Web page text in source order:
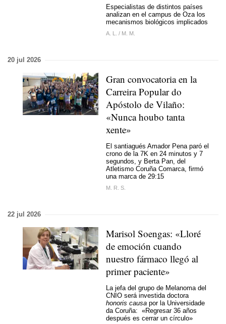
Especialistas de distintos países
analizan en el campus de Oza los
mecanismos biológicos implicados
A. L. / M. M.
20 jul 2026
Gran convocatoria en la
Carreira Popular do
Apóstolo de Vilaño:
«Nunca houbo tanta
xente»
El santiagués Amador Pena paró el
crono de la 7K en 24 minutos y 7
segundos, y Berta Pan, del
Atletismo Coruña Comarca, firmó
una marca de 29:15
M. R. S.
22 jul 2026
Marisol Soengas: «Lloré
de emoción cuando
nuestro fármaco llegó al
primer paciente»
La jefa del grupo de Melanoma del
CNIO será investida doctora
honoris causa por la Universidade
da Coruña: «Regresar 36 años
después es cerrar un círculo»